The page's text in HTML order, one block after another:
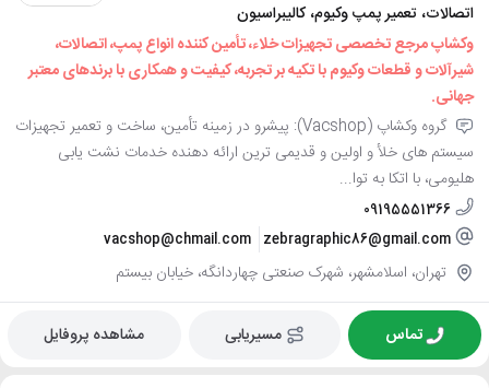
اتصالات، تعمیر پمپ وکیوم، کالیبراسیون
وکشاپ مرجع تخصصی تجهیزات خلاء، تأمین کننده انواع پمپ، اتصالات،
شیرآلات و قطعات وکیوم با تکیه بر تجربه، کیفیت و همکاری با برندهای معتبر
جهانی.
گروه وکشاپ (Vacshop): پیشرو در زمینه تأمین، ساخت و تعمیر تجهیزات
سیستم های خلأ و اولین و قدیمی ترین ارائه دهنده خدمات نشت یابی
هلیومی، با اتکا به توا...
09195551366
zebragraphic86@gmail.com
vacshop@chmail.com
تهران، اسلامشهر، شهرک صنعتی چهاردانگه، خیابان بیستم
تماس مسیریابی مشاهده پروفایل